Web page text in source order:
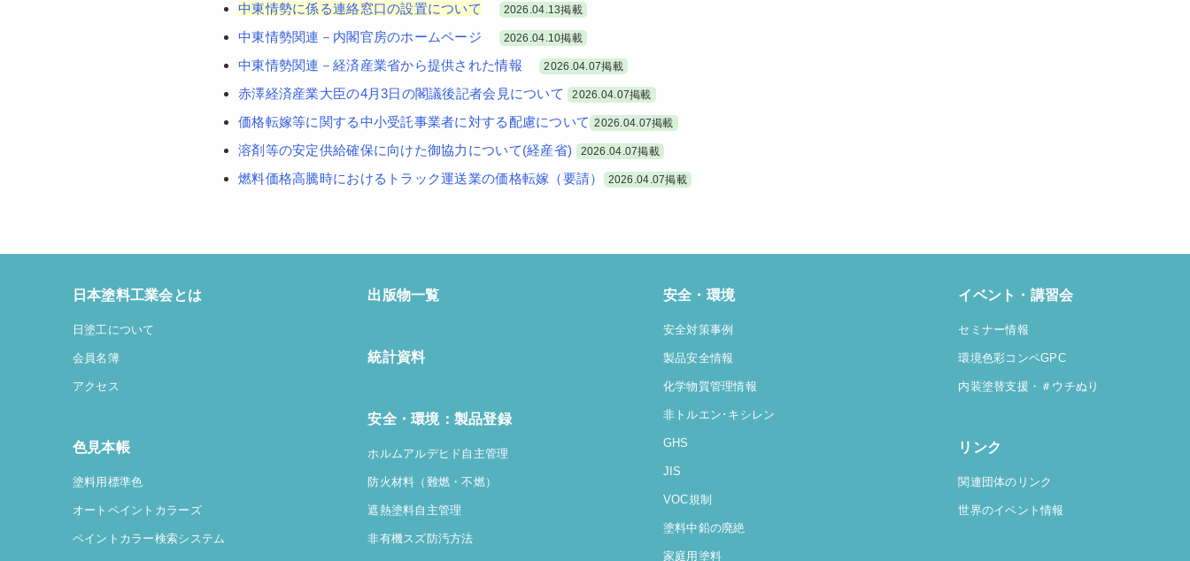
中東情勢に係る連絡窓口の設置について 2026.04.13掲載
中東情勢関連－内閣官房のホームページ 2026.04.10掲載
中東情勢関連－経済産業省から提供された情報 2026.04.07掲載
赤澤経済産業大臣の4月3日の閣議後記者会見について 2026.04.07掲載
価格転嫁等に関する中小受託事業者に対する配慮について 2026.04.07掲載
溶剤等の安定供給確保に向けた御協力について(経産省) 2026.04.07掲載
燃料価格高騰時におけるトラック運送業の価格転嫁（要請） 2026.04.07掲載
日本塗料工業会とは
日塗工について
会員名簿
アクセス
色見本帳
塗料用標準色
オートペイントカラーズ
ペイントカラー検索システム
出版物一覧
統計資料
安全・環境：製品登録
ホルムアルデヒド自主管理
防火材料（難燃・不燃）
遮熱塗料自主管理
非有機スズ防汚方法
安全・環境
安全対策事例
製品安全情報
化学物質管理情報
非トルエン･キシレン
GHS
JIS
VOC規制
塗料中鉛の廃絶
家庭用塗料
イベント・講習会
セミナー情報
環境色彩コンペGPC
内装塗替支援 ・＃ウチぬり
リンク
関連団体のリンク
世界のイベント情報